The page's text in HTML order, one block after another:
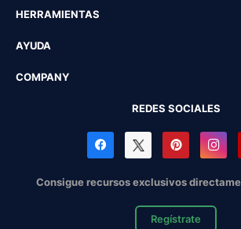
HERRAMIENTAS
AYUDA
COMPANY
REDES SOCIALES
Consigue recursos exclusivos
Regístrate